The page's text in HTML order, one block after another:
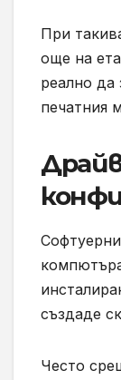
При
още на
реално да
печатния
създаде
Често